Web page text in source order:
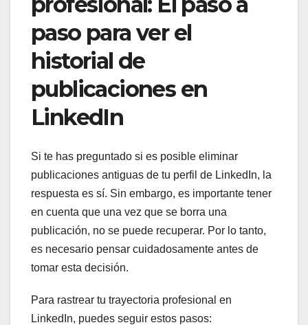
paso para ver el
historial de
publicaciones en
LinkedIn
Si te has preguntado si es posible eliminar
publicaciones antiguas de tu perfil de LinkedIn, la
respuesta es sí. Sin embargo, es importante tener
en cuenta que una vez que se borra una
publicación, no se puede recuperar. Por lo tanto,
es necesario pensar cuidadosamente antes de
tomar esta decisión.
Para rastrear tu trayectoria profesional en
LinkedIn, puedes seguir estos pasos: